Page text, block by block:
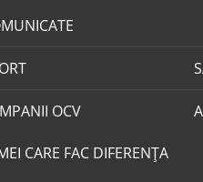
OCV
CARE FAC DIFERENȚA